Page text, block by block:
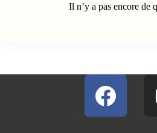
Il n’y a pas encore de